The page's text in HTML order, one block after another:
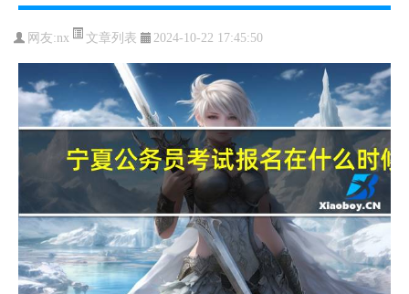
网友:nx 文章列表 2024-10-22 17:45:50